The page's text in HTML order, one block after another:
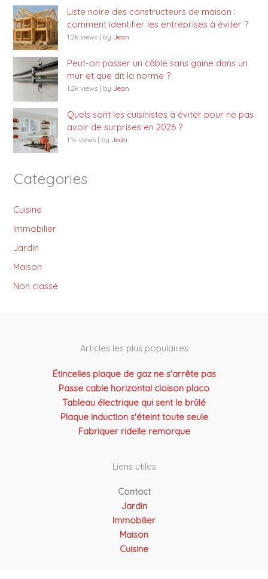
Liste noire des constructeurs de maison :
comment identifier les entreprises à éviter ?
1.2k views | by Jean
Peut-on passer un câble sans gaine dans un
mur et que dit la norme ?
1.2k views | by Jean
Quels sont les cuisinistes à éviter pour ne pas
avoir de surprises en 2026 ?
1.1k views | by Jean
Categories
Cuisine
Immobilier
Jardin
Maison
Non classé
Articles les plus populaires
Étincelles plaque de gaz ne s'arrête pas
Passe cable horizontal cloison placo
Tableau électrique qui sent le brûlé
Plaque induction s'éteint toute seule
Fabriquer ridelle remorque
Liens utiles
Contact
Jardin
Immobilier
Maison
Cuisine